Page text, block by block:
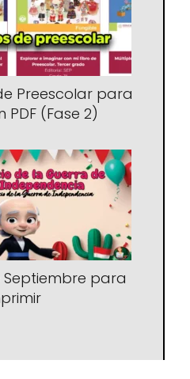
Preescolar para
PDF (Fase 2)
Septiembre para